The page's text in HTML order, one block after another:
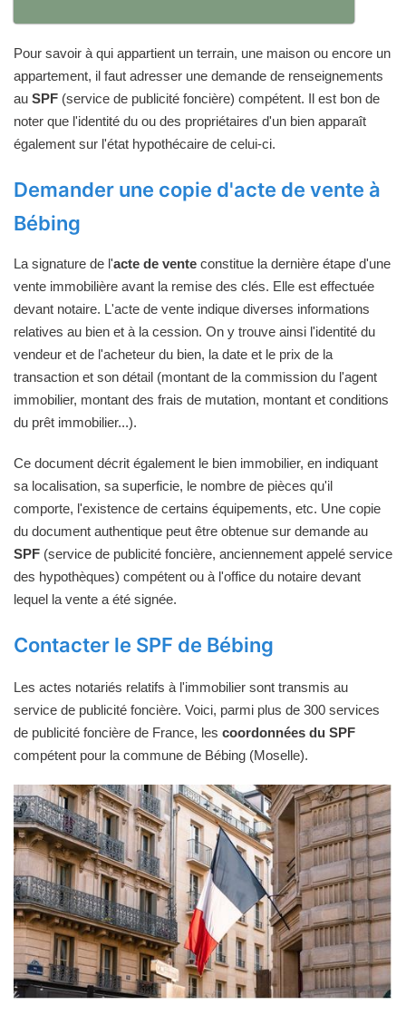
Pour savoir à qui appartient un terrain, une maison ou encore un
appartement, il faut adresser une demande de renseignements
au SPF (service de publicité foncière) compétent. Il est bon de
noter que l'identité du ou des propriétaires d'un bien apparaît
également sur l'état hypothécaire de celui-ci.
Demander une copie d'acte de vente à
Bébing
La signature de l'acte de vente constitue la dernière étape d'une
vente immobilière avant la remise des clés. Elle est effectuée
devant notaire. L'acte de vente indique diverses informations
relatives au bien et à la cession. On y trouve ainsi l'identité du
vendeur et de l'acheteur du bien, la date et le prix de la
transaction et son détail (montant de la commission du l'agent
immobilier, montant des frais de mutation, montant et conditions
du prêt immobilier...).
Ce document décrit également le bien immobilier, en indiquant
sa localisation, sa superficie, le nombre de pièces qu'il
comporte, l'existence de certains équipements, etc. Une copie
du document authentique peut être obtenue sur demande au
SPF (service de publicité foncière, anciennement appelé service
des hypothèques) compétent ou à l'office du notaire devant
lequel la vente a été signée.
Contacter le SPF de Bébing
Les actes notariés relatifs à l'immobilier sont transmis au
service de publicité foncière. Voici, parmi plus de 300 services
de publicité foncière de France, les coordonnées du SPF
compétent pour la commune de Bébing (Moselle).